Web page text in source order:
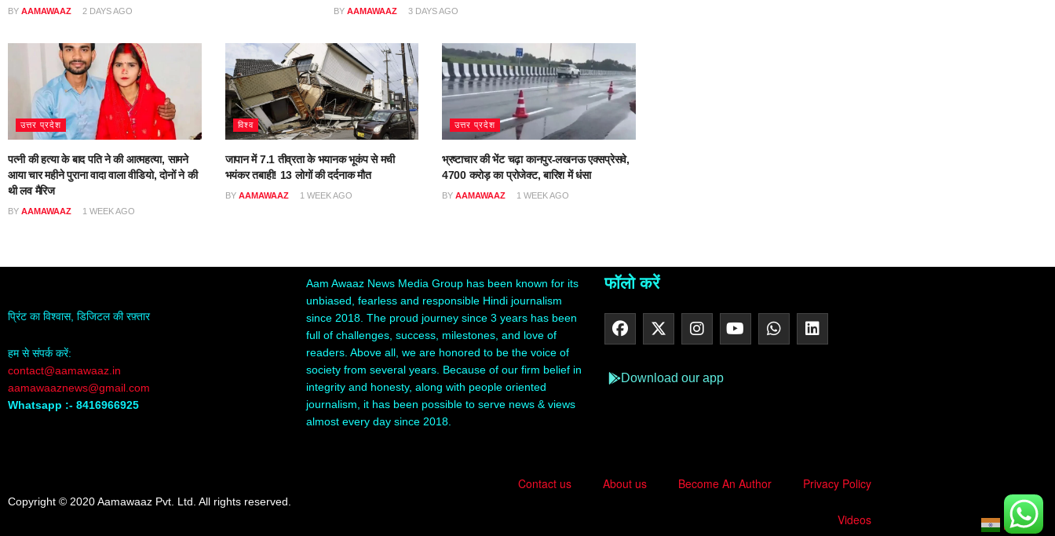
BY AAMAWAAZ 2 DAYS AGO BY AAMAWAAZ 3 DAYS AGO
उत्तर प्रदेश
पत्नी की हत्या के बाद पति ने की आत्महत्या, सामने
आया चार महीने पुराना वादा वाला वीडियो, दोनों ने की
थी लव मैरिज
BY AAMAWAAZ 1 WEEK AGO
विश्व
जापान में 7.1 तीव्रता के भयानक भूकंप से मची
भयंकर तबाही! 13 लोगों की दर्दनाक मौत
BY AAMAWAAZ 1 WEEK AGO
उत्तर प्रदेश
भ्रष्टाचार की भेंट चढ़ा कानपुर-लखनऊ एक्सप्रेसवे,
4700 करोड़ का प्रोजेक्ट, बारिश में धंसा
BY AAMAWAAZ 1 WEEK AGO
प्रिंट का विश्वास, डिजिटल की रफ़्तार
हम से संपर्क करें:
contact@aamawaaz.in
aamawaaznews@gmail.com
Whatsapp :- 8416966925
Aam Awaaz News Media Group has been known for its
unbiased, fearless and responsible Hindi journalism
since 2018. The proud journey since 3 years has been
full of challenges, success, milestones, and love of
readers. Above all, we are honored to be the voice of
society from several years. Because of our firm belief in
integrity and honesty, along with people oriented
journalism, it has been possible to serve news & views
almost every day since 2018.
फॉलो करें
Download our app
Copyright © 2020 Aamawaaz Pvt. Ltd. All rights reserved.
Contact us About us Become An Author Privacy Policy
Videos Hindi ▼